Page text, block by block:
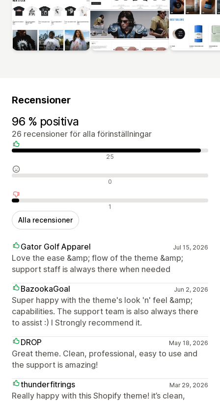
Recensioner
96 % positiva
26 recensioner för alla förinställningar
Positiva recensioner 25
Neutrala recensioner 0
Negativa recensioner 1
Alla recensioner
Gator Golf Apparel Jul 15, 2026
Love the ease &amp; flow of the theme &amp;
support staff is always there when needed
BazookaGoal
Jun 2, 2026
Super happy with the theme's look 'n' feel &amp;
capabilities. The support team is also always there
to assist :) I Strongly recommend it.
DROP
May 18, 2026
Great theme. Clean, professional, easy to use and
the support is amazing!
thunderfitrings
Mar 29, 2026
Really happy with this Shopify theme! it’s clean,